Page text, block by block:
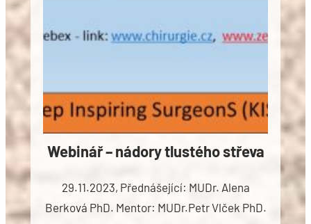
Webinář – nádory tlustého střeva
29.11.2023, Přednášející: MUDr. Alena
Berková PhD. Mentor: MUDr.Petr Vlček PhD.